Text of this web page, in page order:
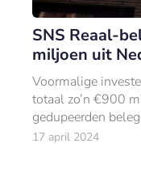
SNS Reaal-
miljoen uit
Voormalige
totaal zo’n €900
gedupeerden
nationalisering van
17 april 2024